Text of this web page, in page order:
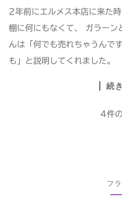
2年前にエルメス本店に来た
棚に何にもなくて、 ガラーン
んは「何でも売れちゃうんで
も」と説明してくれました。
続
4件
フ